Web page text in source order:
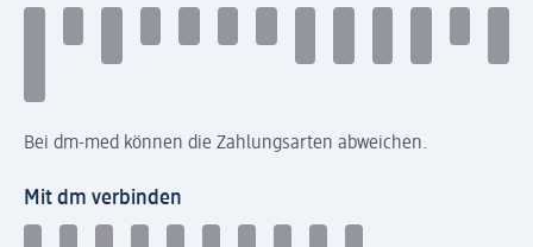
Bei dm-med können die Zahlungsarten abweichen.
Mit dm verbinden